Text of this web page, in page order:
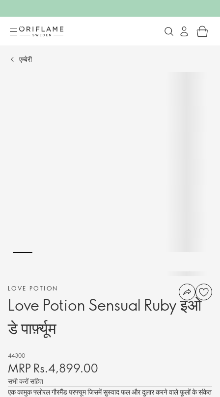
एम्बेरी
LOVE POTION
Love Potion Sensual Ruby इओ
डे पार्फ़्यूम
44300
MRP Rs.4,899.00
सभी करों सहित
एक कामुक फ्लोरल गौरमैंड परफ्यूम जिसमें सुस्वाद फल और दुलार करने वाले फूलों के संकेत